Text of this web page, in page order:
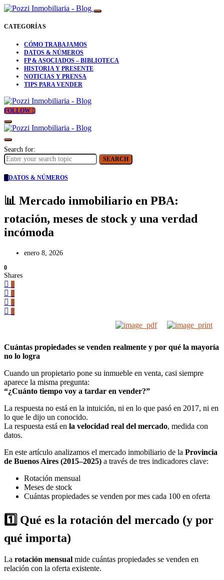
CATEGORÍAS
CÓMO TRABAJAMOS
DATOS & NÚMEROS
FP & ASOCIADOS – BIBLIOTECA
HISTORIA Y PRESENTE
NOTICIAS Y PRENSA
TIPS PARA VENDER
FOLLOW
Search for:
SEARCH
DDATOS & NÚMEROS
📊 Mercado inmobiliario en PBA:
rotación, meses de stock y una verdad
incómoda
enero 8, 2026
0
Shares
0
0
0
0
Cuántas propiedades se venden realmente y por qué la mayoría
no lo logra
Cuando un propietario pone su inmueble en venta, casi siempre
aparece la misma pregunta:
“¿Cuánto tiempo voy a tardar en vender?”
La respuesta no está en la intuición, ni en lo que pasó en 2017, ni en
lo que le dijo un conocido.
La respuesta está en la velocidad real del mercado, medida con
datos.
En este artículo analizamos el mercado inmobiliario de la Provincia
de Buenos Aires (2015–2025) a través de tres indicadores clave:
Rotación mensual
Meses de stock
Cuántas propiedades se venden por mes cada 100 en oferta
1️⃣ Qué es la rotación del mercado (y por
qué importa)
La rotación mensual mide cuántas propiedades se venden en
relación con la oferta existente.